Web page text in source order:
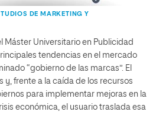
DE MARKETING Y
Máster Universitario en Publicidad
tendencias en el mercado
“gobierno de las marcas”. El
y, frente a la caída de los recursos
para implementar mejoras en la
económica, el usuario traslada esa